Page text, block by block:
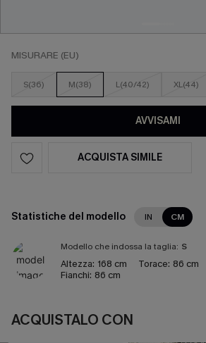
MISURARE (EU)
S(36) M(38) L(40/42) XL(44)
AVVISAMI
ACQUISTA SIMILE
Statistiche del modello IN CM
Modello che indossa la taglia: S
Altezza: 168 cm Torace: 86 cm
Fianchi: 86 cm
ACQUISTALO CON